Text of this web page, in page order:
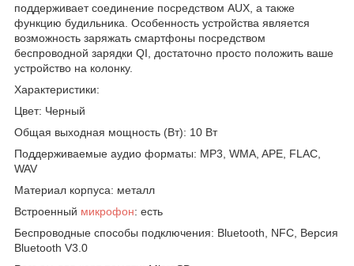
поддерживает соединение посредством AUX, а также
функцию будильника. Особенность устройства является
возможность заряжать смартфоны посредством
беспроводной зарядки QI, достаточно просто положить ваше
устройство на колонку.
Характеристики:
Цвет: Черный
Общая выходная мощность (Вт): 10 Вт
Поддерживаемые аудио форматы: MP3, WMA, APE, FLAC,
WAV
Материал корпуса: металл
Встроенный микрофон: есть
Беспроводные способы подключения: Bluetooth, NFC, Версия
Bluetooth V3.0